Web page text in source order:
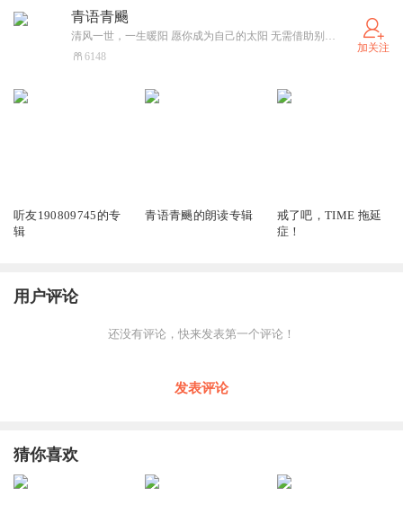
青语青颺
清风一世，一生暖阳 愿你成为自己的太阳 无需借助别人的光芒
6148
加关注
听友190809745的专
辑
青语青颺的朗读专辑
戒了吧，TIME 拖延
症！
用户评论
还没有评论，快来发表第一个评论！
发表评论
猜你喜欢